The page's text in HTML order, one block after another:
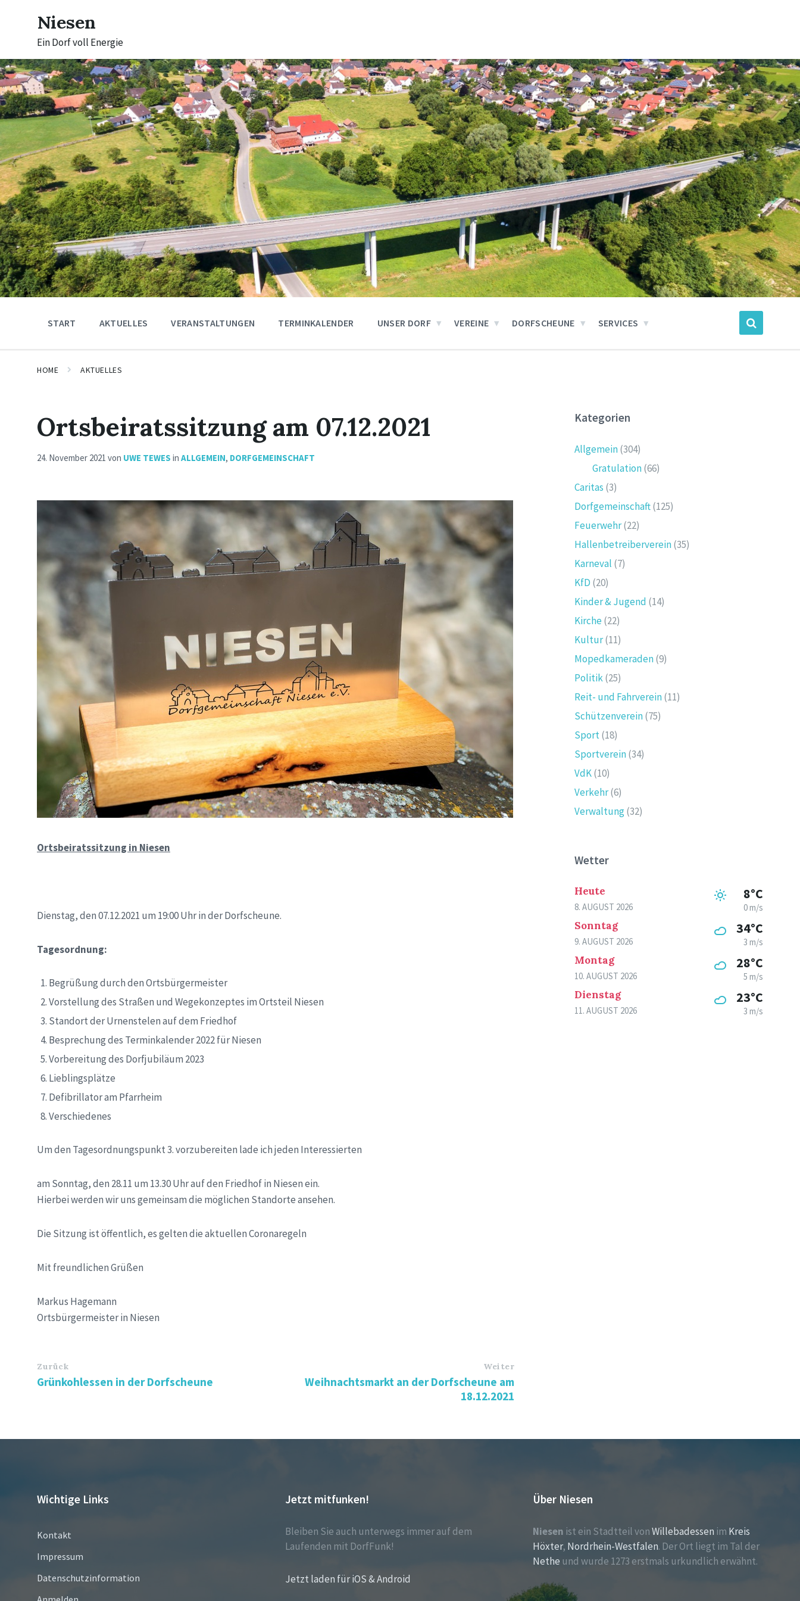
navigation
Niesen
Ein Dorf voll Energie
START AKTUELLES VERANSTALTUNGEN TERMINKALENDER UNSER DORF VEREINE DORFSCHEUNE SERVICES
HOME AKTUELLES
Ortsbeiratssitzung am 07.12.2021
24. November 2021 von UWE TEWES in ALLGEMEIN, DORFGEMEINSCHAFT
Ortsbeiratssitzung in Niesen
Dienstag, den 07.12.2021 um 19:00 Uhr in der Dorfscheune.
Tagesordnung:
Begrüßung durch den Ortsbürgermeister
Vorstellung des Straßen und Wegekonzeptes im Ortsteil Niesen
Standort der Urnenstelen auf dem Friedhof
Besprechung des Terminkalender 2022 für Niesen
Vorbereitung des Dorfjubiläum 2023
Lieblingsplätze
Defibrillator am Pfarrheim
Verschiedenes
Um den Tagesordnungspunkt 3. vorzubereiten lade ich jeden Interessierten
am Sonntag, den 28.11 um 13.30 Uhr auf den Friedhof in Niesen ein.
Hierbei werden wir uns gemeinsam die möglichen Standorte ansehen.
Die Sitzung ist öffentlich, es gelten die aktuellen Coronaregeln
Mit freundlichen Grüßen
Markus Hagemann
Ortsbürgermeister in Niesen
Zurück
Grünkohlessen in der Dorfscheune
Weiter
Weihnachtsmarkt an der Dorfscheune am
18.12.2021
Kategorien
Allgemein(304)
Gratulation(66)
Caritas (3)
Dorfgemeinschaft(125)
Feuerwehr(22)
Hallenbetreiberverein(35)
Karneval (7)
KfD (20)
Kinder & Jugend (14)
Kirche(22)
Kultur(11)
Mopedkameraden(9)
Politik(25)
Reit- und Fahrverein(11)
Schützenverein(75)
Sport(18)
Sportverein(34)
VdK(10)
Verkehr(6)
Verwaltung(32)
Wetter
Heute
8. AUGUST 2026
8°C
0 m/s
Sonntag
9. AUGUST 2026
34°C
3 m/s
Montag
10. AUGUST 2026
28°C
5 m/s
Dienstag
11. AUGUST 2026
23°C
3 m/s
Wichtige Links
Kontakt
Impressum
Datenschutzinformation
Jetzt mitfunken!
Bleiben Sie auch unterwegs immer auf dem
Laufenden mit DorfFunk!
Jetzt laden für iOS & Android
Über Niesen
Niesen ist ein Stadtteil vonWillebadessen im Kreis
Höxter, Nordrhein-Westfalen. Der Ort liegt im Tal der
Nethe und wurde 1273 erstmals urkundlich erwähnt.